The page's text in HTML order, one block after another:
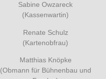
Sabine Owzareck
(Kassenwartin)
Renate Schulz
(Kartenobfrau)
Matthias Knöpke
(Obmann für Bühnenbau und